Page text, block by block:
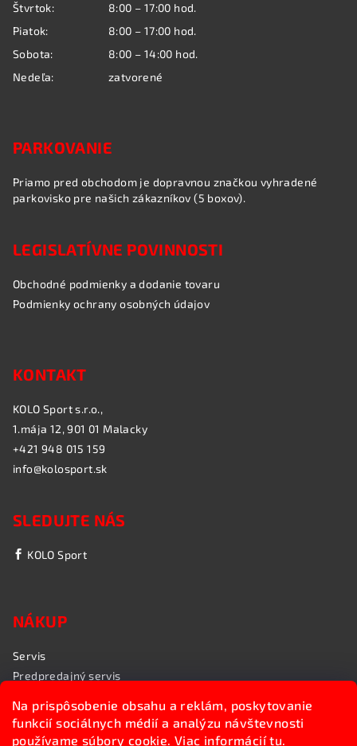
Na prispôsobenie obsahu a reklám, poskytovanie
funkcií sociálnych médií a analýzu návštevnosti
používame súbory cookie. Viac informáciítu.
Štvrtok:
8:00 – 17:00 hod.
Piatok:
8:00 – 17:00 hod.
Sobota:
8:00 – 14:00 hod.
Nedeľa:
zatvorené
PARKOVANIE
Priamo pred obchodom je dopravnou značkou vyhradené
parkovisko pre našich zákazníkov (5 boxov).
LEGISLATÍVNE POVINNOSTI
Obchodné podmienky a dodanie tovaru
Podmienky ochrany osobných údajov
KONTAKT
KOLO Sport s.r.o.,
1.mája 12, 901 01 Malacky
+421 948 015 159
info@kolosport.sk
SLEDUJTE NÁS
KOLO Sport
NÁKUP
Servis
Predpredajný servis
Rozvoz bicyklov
Poradenstvo